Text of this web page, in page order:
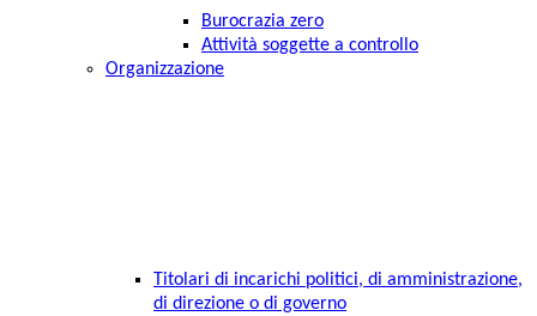
Burocrazia zero
Attività soggette a controllo
Organizzazione
Titolari di incarichi politici, di amministrazione,
di direzione o di governo